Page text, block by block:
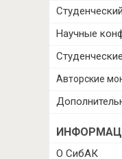
Научные
Авторские
О СибАК